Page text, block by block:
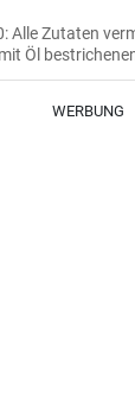
Alle Zutaten
Öl
WERBUNG